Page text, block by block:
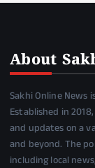
About
Sakhi Online News
Established in
and updates on a
and beyond. The
including local